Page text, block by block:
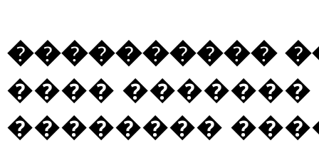
����������
����
��������